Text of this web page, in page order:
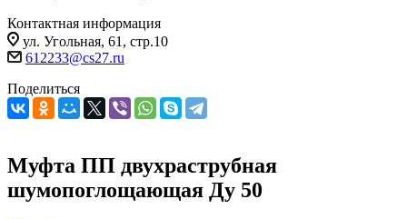
Контактная информация
ул. Угольная, 61, стр.10
612233@cs27.ru
Поделиться
Муфта ПП двухраструбная
шумопоглощающая Ду 50